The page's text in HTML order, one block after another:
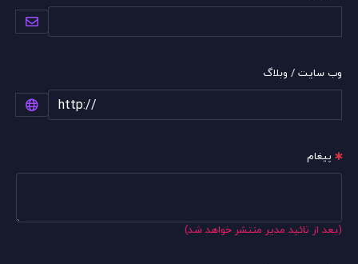
وب سایت / وبلاگ
پیغام
(بعد از تائید مدیر منتشر خواهد شد)